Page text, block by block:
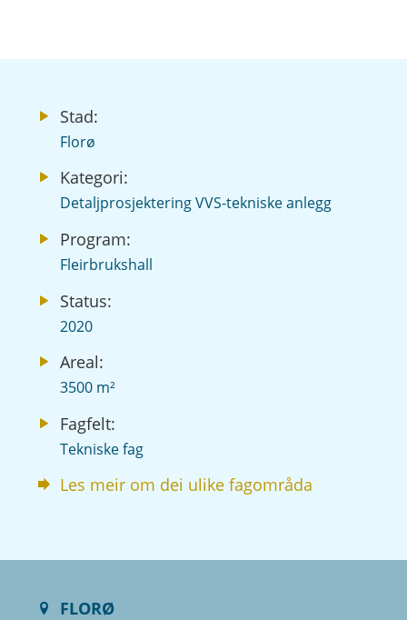
Stad:
Florø
Kategori:
Detaljprosjektering VVS-tekniske anlegg
Program:
Fleirbrukshall
Status:
2020
Areal:
3500 m²
Fagfelt:
Tekniske fag
Les meir om dei ulike fagområda
FLORØ